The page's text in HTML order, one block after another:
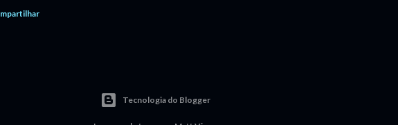
Tecnologia do Blogger